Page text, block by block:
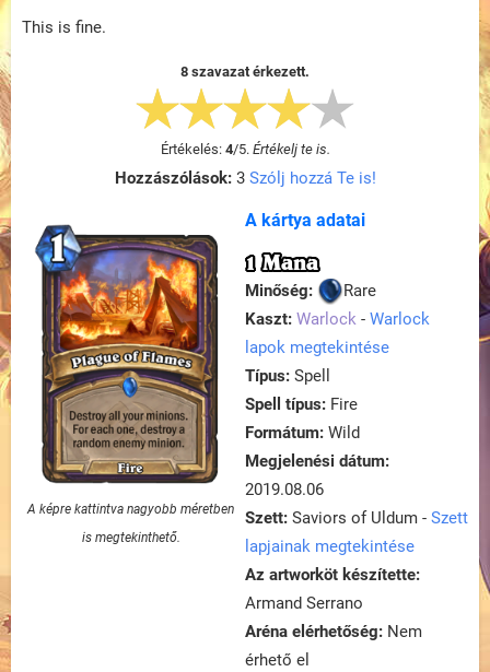
This is fine.
8 szavazat érkezett.
Értékelés: 4/5. Értékelj te is.
Hozzászólások:3 Szólj hozzá Te is!
A képre kattintva nagyobb méretben
is megtekinthető.
A kártya adatai
1 Mana
Minőség:
Rare
Kaszt: Warlock - Warlock
lapok megtekintése
Típus: Spell
Spell típus: Fire
Formátum: Wild
Megjelenési dátum:
2019.08.06
Szett: Saviors of Uldum - Szett
lapjainak megtekintése
Az artworköt készítette:
Armand Serrano
Aréna elérhetőség: Nem
érhető el